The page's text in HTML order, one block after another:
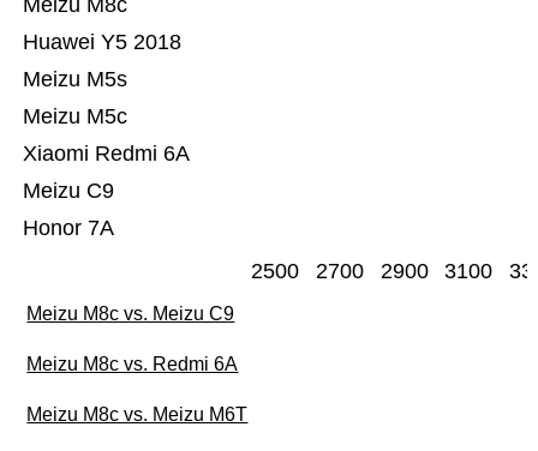
Honor 7A
Meizu C9
Xiaomi Redmi 6A
Meizu M5c
Meizu M5s
Huawei Y5 2018
Meizu M8c
2500 2700 2900 3100
Meizu M8c vs. Meizu C9
Meizu M8c vs. Redmi 6A
Meizu M8c vs. Meizu M6T